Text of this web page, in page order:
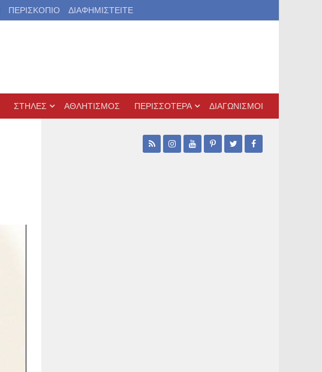
ΠΕΡΙΣΚΟΠΙΟ ΔΙΑΦΗΜΙΣΤΕΙΤΕ
ΣΤΗΛΕΣ ΑΘΛΗΤΙΣΜΟΣ ΠΕΡΙΣΣΟΤΕΡΑ ΔΙΑΓΩΝΙΣΜΟΙ